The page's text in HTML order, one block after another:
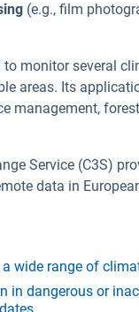
(e.g., film
to monitor several
areas. Its
management,
Service (C3S)
data in
wide range of
in dangerous or